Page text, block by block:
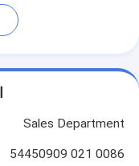
Sales Department
0086 021 54450909